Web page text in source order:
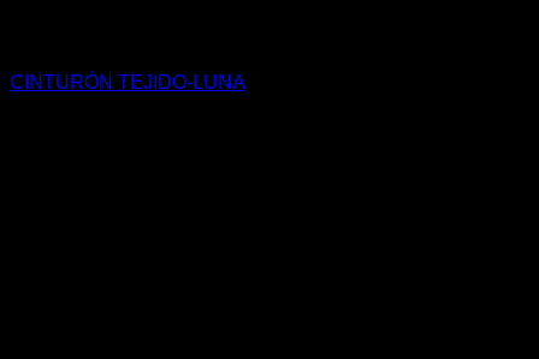
CINTURÓN TEJIDO-LUNA